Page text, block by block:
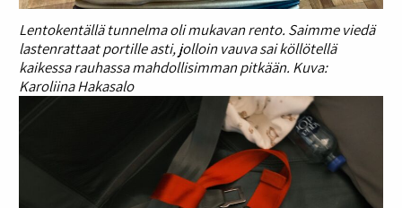
Lentokentällä tunnelma oli mukavan rento. Saimme viedä
lastenrattaat portille asti, jolloin vauva sai köllötellä
kaikessa rauhassa mahdollisimman pitkään. Kuva:
Karoliina Hakasalo